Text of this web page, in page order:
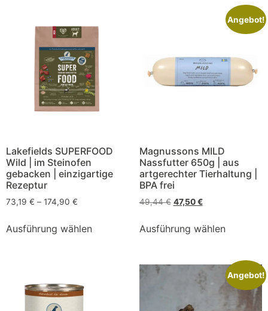
Lakefields SUPERFOOD
Wild | im Steinofen
gebacken | einzigartige
Rezeptur
73,19 € – 174,90 €
Ausführung wählen
Angebot!
Magnussons MILD
Nassfutter 650g | aus
artgerechter Tierhaltung |
BPA frei
49,44€ 47,50€
Ausführung wählen
Angebot!